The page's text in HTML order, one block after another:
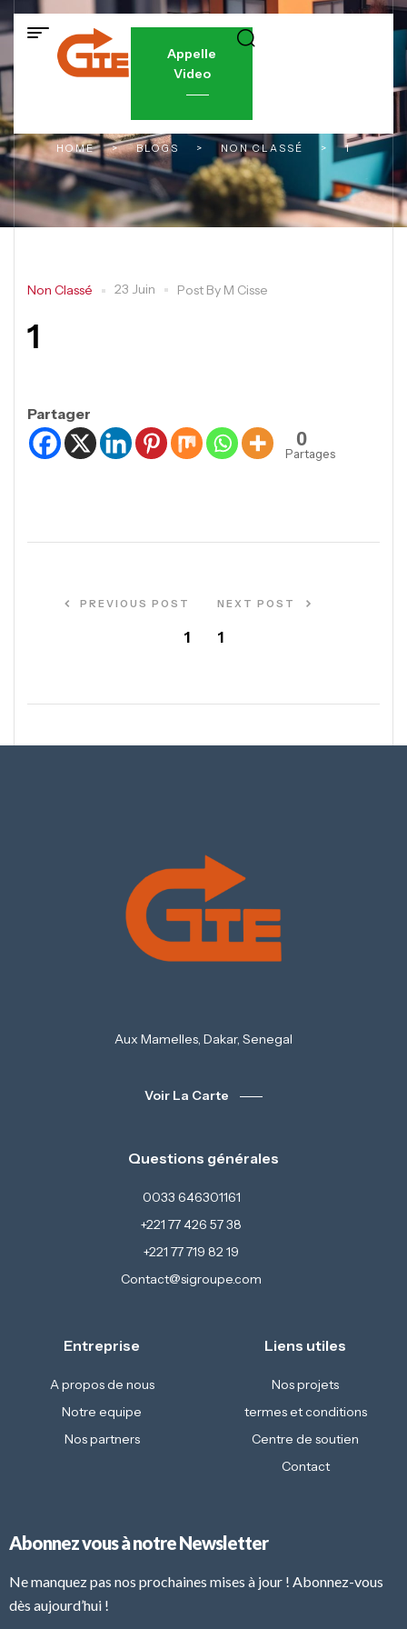
Appelle
Video
HOME > BLOGS > NON CLASSÉ > 1
Non Classé 23 Juin Post By M Cisse
1
Partager
0
Partages
PREVIOUS POST
1
NEXT POST
1
Aux Mamelles, Dakar, Senegal
Voir La Carte
Questions générales
0033 646301161
+221 77 426 57 38
+221 77 719 82 19
Contact@sigroupe.com
Entreprise
A propos de nous
Notre equipe
Nos partners
Liens utiles
Nos projets
termes et conditions
Centre de soutien
Contact
Abonnez vous à notre Newsletter
Ne manquez pas nos prochaines mises à jour ! Abonnez-vous
dès aujourd’hui !